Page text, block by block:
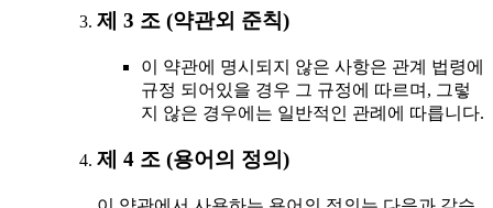
제 3 조 (약관외 준칙)
이 약관에 명시되지 않은 사항은 관계 법령에
규정 되어있을 경우 그 규정에 따르며, 그렇
지 않은 경우에는 일반적인 관례에 따릅니다.
제 4 조 (용어의 정의)